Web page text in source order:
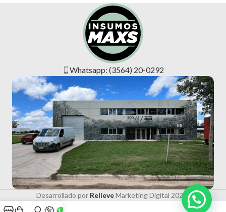
Whatsapp: (3564) 20-0292
Desarrollado por RelieveMarketing Digital 2025 .